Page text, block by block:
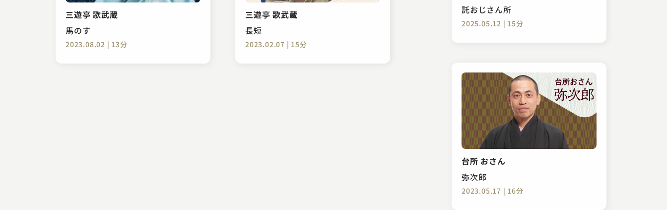
三遊亭 歌武蔵
馬のす
2023.08.02 | 13分
三遊亭 歌武蔵
長短
2023.02.07 | 15分
託おじさん所
2025.05.12 | 15分
台所 おさん
弥次郎
2023.05.17 | 16分